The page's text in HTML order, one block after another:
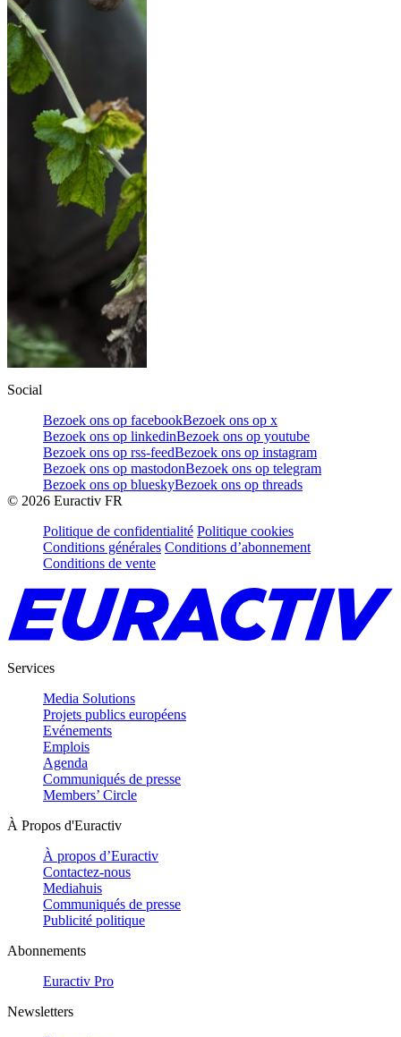
Social
Bezoek ons op facebookBezoek ons op x
Bezoek ons op linkedinBezoek ons op youtube
Bezoek ons op rss-feedBezoek ons op instagram
Bezoek ons op mastodonBezoek ons op telegram
Bezoek ons op blueskyBezoek ons op threads
© 2026 Euractiv FR
Politique de confidentialité Politique cookies
Conditions générales Conditions d’abonnement
Conditions de vente
Services
Media Solutions
Projets publics européens
Evénements
Emplois
Agenda
Communiqués de presse
Members’ Circle
À Propos d'Euractiv
À propos d’Euractiv
Contactez-nous
Mediahuis
Communiqués de presse
Publicité politique
Abonnements
Euractiv Pro
Newsletters